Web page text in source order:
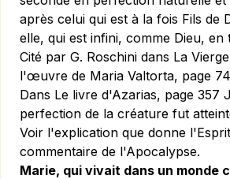
après celui qui est à la fois Fils de
elle, qui est infini, comme Dieu,
Cité par G. Roschini dans La
l'œuvre de Maria Valtorta, page
Dans Le livre d'Azarias, page 357
perfection de la créature fut
Voir l'explication que donne
commentaire de l'Apocalypse.
Marie, qui vivait dans un monde